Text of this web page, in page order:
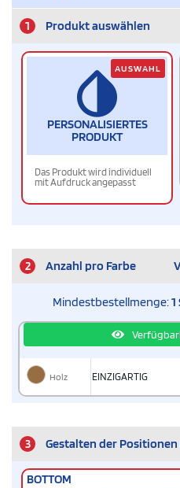
1 Produkt auswählen
PERSONALISIERTES
PRODUKT
Das Produkt wird individuell
mit Aufdruck angepasst
AUSWAHL
2 Anzahl pro Farbe
Mindestbestellmenge:
Holz EINZIGARTIG
3 Gestalten der
BOTTOM